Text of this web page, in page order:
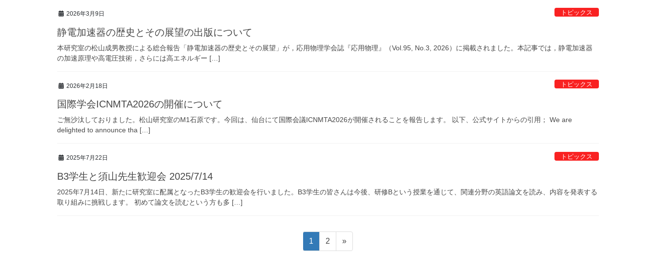
2026年3月9日 トピックス
静電加速器の歴史とその展望の出版について
本研究室の松山成男教授による総合報告「静電加速器の歴史とその展望」が，応用物理学会誌『応用物理』（Vol.95, No.3, 2026）に掲載されました。本記事では，静電加速器
の加速原理や高電圧技術，さらには高エネルギー […]
2026年2月18日 トピックス
国際学会ICNMTA2026の開催について
ご無沙汰しておりました。松山研究室のM1石原です。今回は、仙台にて国際会議ICNMTA2026が開催されることを報告します。 以下、公式サイトからの引用； We are
delighted to announce tha […]
2025年7月22日 トピックス
B3学生と須山先生歓迎会 2025/7/14
2025年7月14日、新たに研究室に配属となったB3学生の歓迎会を行いました。B3学生の皆さんは今後、研修Bという授業を通じて、関連分野の英語論文を読み、内容を発表する
取り組みに挑戦します。 初めて論文を読むという方も多 […]
Page
1 Page
2 »